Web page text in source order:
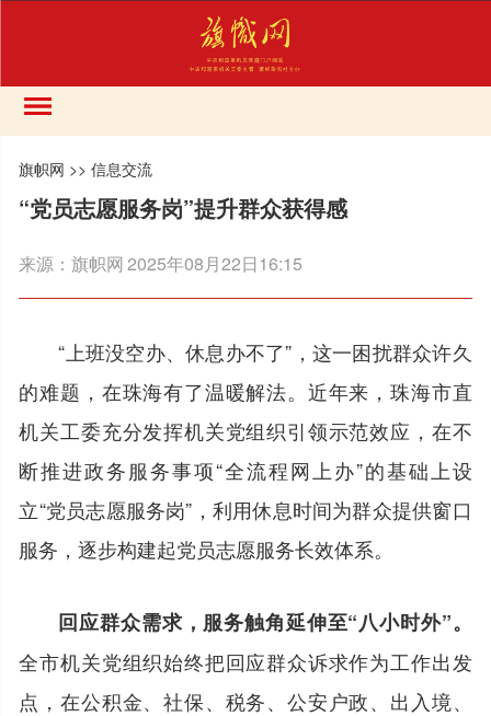
旗帜网 >>信息交流
“党员志愿服务岗”提升群众获得感
来源：旗帜网2025年08月22日16:15
“上班没空办、休息办不了”，这一困扰群众许久
的难题，在珠海有了温暖解法。近年来，珠海市直
机关工委充分发挥机关党组织引领示范效应，在不
断推进政务服务事项“全流程网上办”的基础上设
立“党员志愿服务岗”，利用休息时间为群众提供窗口
服务，逐步构建起党员志愿服务长效体系。
回应群众需求，服务触角延伸至“八小时外”。
全市机关党组织始终把回应群众诉求作为工作出发
点，在公积金、社保、税务、公安户政、出入境、